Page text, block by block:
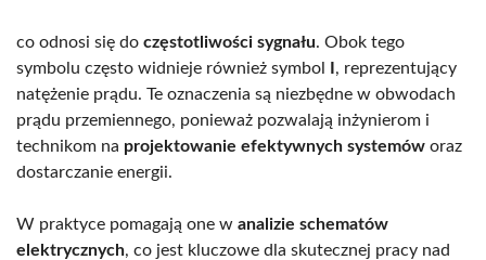
co odnosi się do częstotliwości sygnału. Obok tego
symbolu często widnieje również symbol
, reprezentujący
natężenie prądu. Te oznaczenia są niezbędne w obwodach
prądu przemiennego, ponieważ pozwalają inżynierom i
technikom na projektowanie efektywnych systemów oraz
dostarczanie energii.
W praktyce pomagają one w analizie schematów
elektrycznych, co jest kluczowe dla skutecznej pracy nad